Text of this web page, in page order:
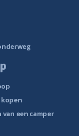
kopen
een camper